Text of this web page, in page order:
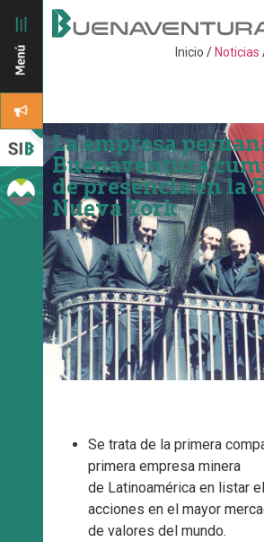
Inicio / Noticias
La empresa
Buenaventura
de presencia en la
Nueva York
Se trata de la primera
primera empresa minera
de Latinoamérica en listar
acciones en el mayor
de valores del mundo.